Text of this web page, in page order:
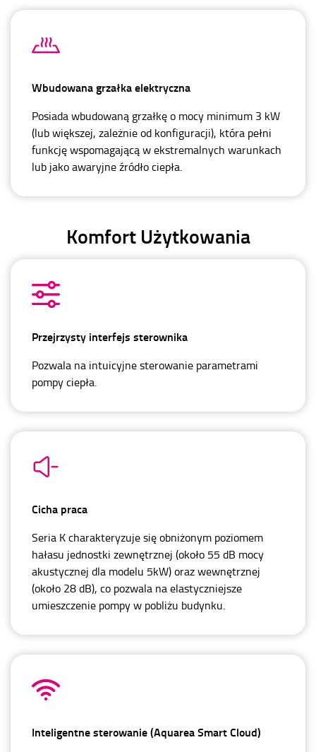
Wbudowana grzałka elektryczna
Posiada wbudowaną grzałkę o mocy minimum 3 kW
(lub większej, zależnie od konfiguracji), która pełni
funkcję wspomagającą w ekstremalnych warunkach
lub jako awaryjne źródło ciepła.
Komfort Użytkowania
Przejrzysty interfejs sterownika
Pozwala na intuicyjne sterowanie parametrami
pompy ciepła.
Cicha praca
Seria K charakteryzuje się obniżonym poziomem
hałasu jednostki zewnętrznej (około 55 dB mocy
akustycznej dla modelu 5kW) oraz wewnętrznej
(około 28 dB), co pozwala na elastyczniejsze
umieszczenie pompy w pobliżu budynku.
Inteligentne sterowanie (Aquarea Smart Cloud)